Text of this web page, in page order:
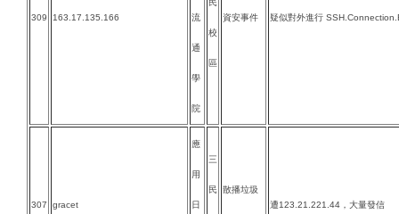
309 163.17.135.166 流
通
學
院
民
校
區
資安事件 疑似對外進行
307 gracet
應
用
日
三
民 散播垃圾
遭123.21.221.44，大量發信